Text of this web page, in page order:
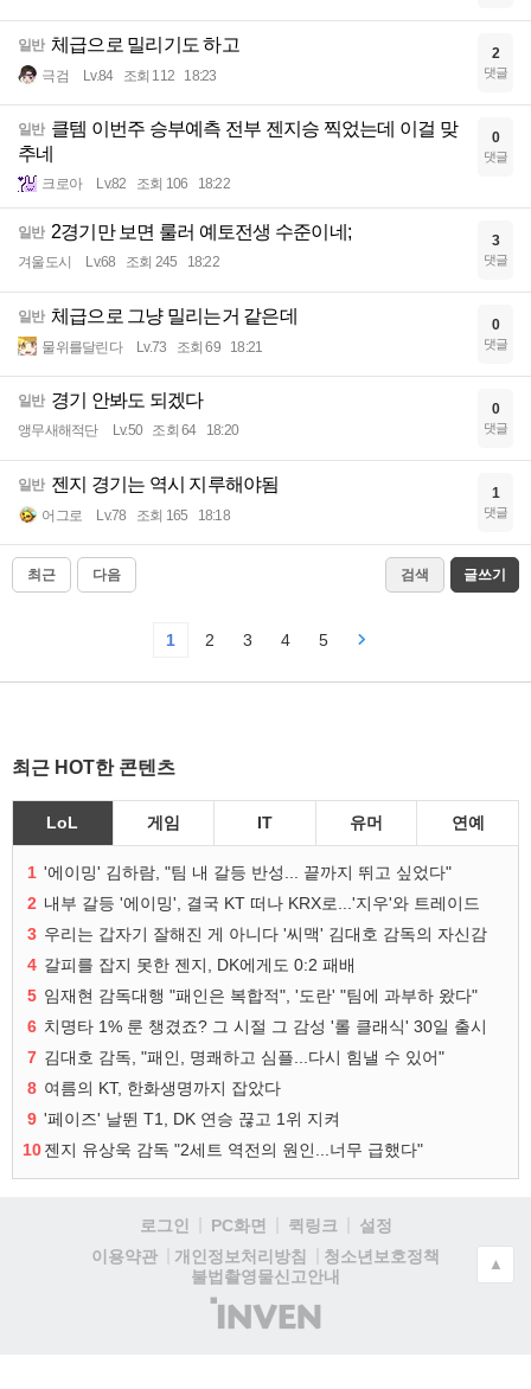
일반 체급으로 밀리기도 하고
극검 Lv.84 조회 112 18:23
2
댓글
일반 클템 이번주 승부예측 전부 젠지승 찍었는데 이걸 맞
추네
크로아 Lv.82 조회 106 18:22
0
댓글
일반 2경기만 보면 룰러 예토전생 수준이네;
겨울도시 Lv.68 조회 245 18:22
3
댓글
일반 체급으로 그냥 밀리는거 같은데
물위를달린다 Lv.73 조회 69 18:21
0
댓글
일반 경기 안봐도 되겠다
앵무새해적단 Lv.50 조회 64 18:20
0
댓글
일반 젠지 경기는 역시 지루해야됨
어그로 Lv.78 조회 165 18:18
1
댓글
최근 다음 검색 글쓰기
1 2 3 4 5
최근 HOT한 콘텐츠
LoL 게임 IT 유머 연예
1 '에이밍' 김하람, "팀 내 갈등 반성... 끝까지 뛰고 싶었다"
2 내부 갈등 '에이밍', 결국 KT 떠나 KRX로...'지우'와 트레이드
3 우리는 갑자기 잘해진 게 아니다 '씨맥' 김대호 감독의 자신감
4 갈피를 잡지 못한 젠지, DK에게도 0:2 패배
5 임재현 감독대행 "패인은 복합적", '도란' "팀에 과부하 왔다"
6 치명타 1% 룬 챙겼죠? 그 시절 그 감성 '롤 클래식' 30일 출시
7 김대호 감독, "패인, 명쾌하고 심플...다시 힘낼 수 있어"
8 여름의 KT, 한화생명까지 잡았다
9 '페이즈' 날뛴 T1, DK 연승 끊고 1위 지켜
10젠지 유상욱 감독 "2세트 역전의 원인...너무 급했다"
로그인 PC화면 퀵링크
설정
이용약관
개인정보처리방침
청소년보호정책
불법촬영물신고안내
(주)
인
▲